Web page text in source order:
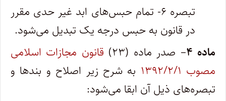
تبصره ۶- تمام حبس‌های ابد غیر حدی مقرر
در قانون به حبس درجه یک تبدیل می‌شود.
ماده ۴
– صدر ماده (۲۳)
قانون مجازات اسلامی
مصوب ۱۳۹۲/۲/۱
به شرح زیر اصلاح و بندها و
تبصره‌های ذیل آن ابقا می‌شود: